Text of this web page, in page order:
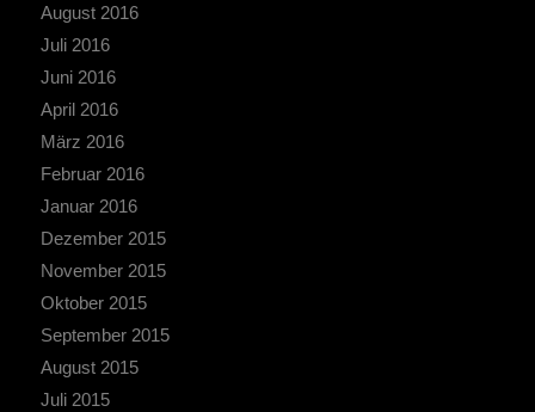
August 2016
Juli 2016
Juni 2016
April 2016
März 2016
Februar 2016
Januar 2016
Dezember 2015
November 2015
Oktober 2015
September 2015
August 2015
Juli 2015